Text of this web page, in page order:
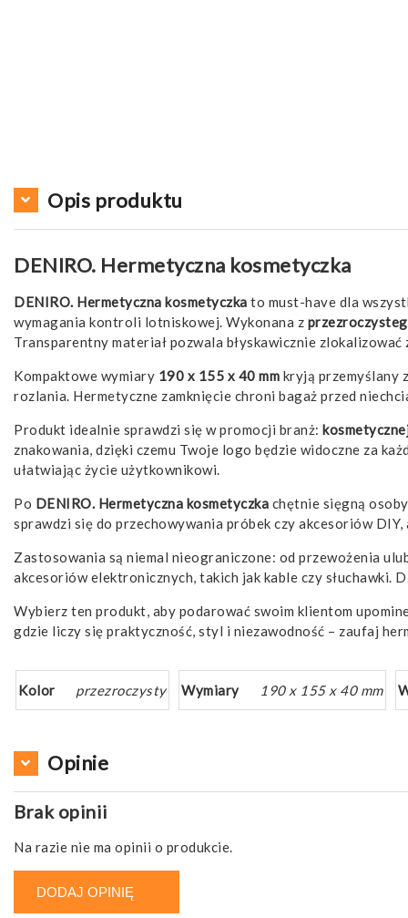
Opis produktu
DENIRO. Hermetyczna kosmetyczka
DENIRO. Hermetyczna kosmetyczka to must-have dla
wymagania kontroli lotniskowej. Wykonana z
Transparentny materiał pozwala błyskawicznie
Kompaktowe wymiary 190 x 155 x 40 mm kryją przemyślany
rozlania. Hermetyczne zamknięcie chroni bagaż przed
Produkt idealnie sprawdzi się w promocji branż:
znakowania, dzięki czemu Twoje logo będzie widoczne za
ułatwiając życie użytkownikowi.
Po DENIRO. Hermetyczna kosmetyczka chętnie sięgną
sprawdzi się do przechowywania próbek czy akcesoriów
Zastosowania są niemal nieograniczone: od przewożenia
akcesoriów elektronicznych, takich jak kable czy słuchawki.
Wybierz ten produkt, aby podarować swoim klientom
gdzie liczy się praktyczność, styl i niezawodność – zaufaj
Kolor przezroczysty Wymiary 190 x 155 x 40 mm
Opinie
Brak opinii
Na razie nie ma opinii o produkcie.
DODAJ OPINIĘ